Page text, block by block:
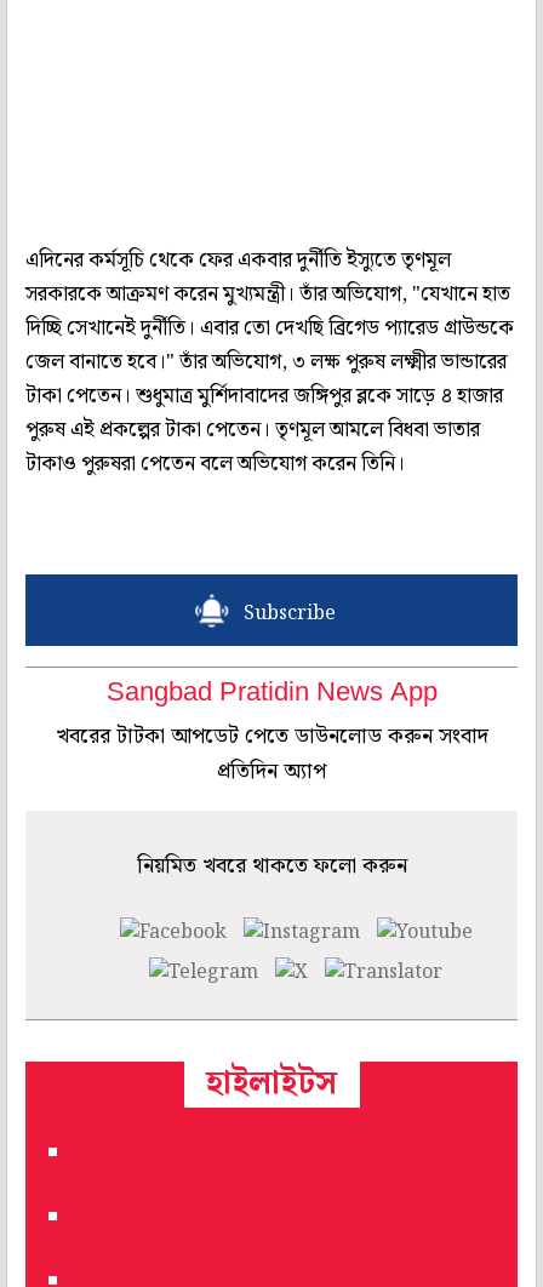
এদিনের কর্মসূচি থেকে ফের একবার দুর্নীতি ইস্যুতে তৃণমূল
সরকারকে আক্রমণ করেন মুখ্যমন্ত্রী। তাঁর অভিযোগ, "যেখানে হাত
দিচ্ছি সেখানেই দুর্নীতি। এবার তো দেখছি ব্রিগেড প্যারেড গ্রাউন্ডকে
জেল বানাতে হবে।" তাঁর অভিযোগ, ৩ লক্ষ পুরুষ লক্ষ্মীর ভান্ডারের
টাকা পেতেন। শুধুমাত্র মুর্শিদাবাদের জঙ্গিপুর ব্লকে সাড়ে ৪ হাজার
পুরুষ এই প্রকল্পের টাকা পেতেন। তৃণমূল আমলে বিধবা ভাতার
টাকাও পুরুষরা পেতেন বলে অভিযোগ করেন তিনি।
Subscribe
Sangbad Pratidin News App
খবরের টাটকা আপডেট পেতে ডাউনলোড করুন সংবাদ
প্রতিদিন অ্যাপ
নিয়মিত খবরে থাকতে ফলো করুন
হাইলাইটস